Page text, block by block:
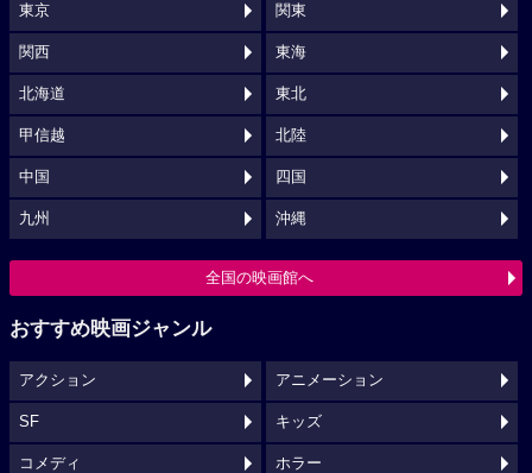
東京 関東
関西 東海
北海道 東北
甲信越 北陸
中国 四国
九州 沖縄
全国の映画館へ
おすすめ映画ジャンル
アクション アニメーション
SF キッズ
コメディ ホラー